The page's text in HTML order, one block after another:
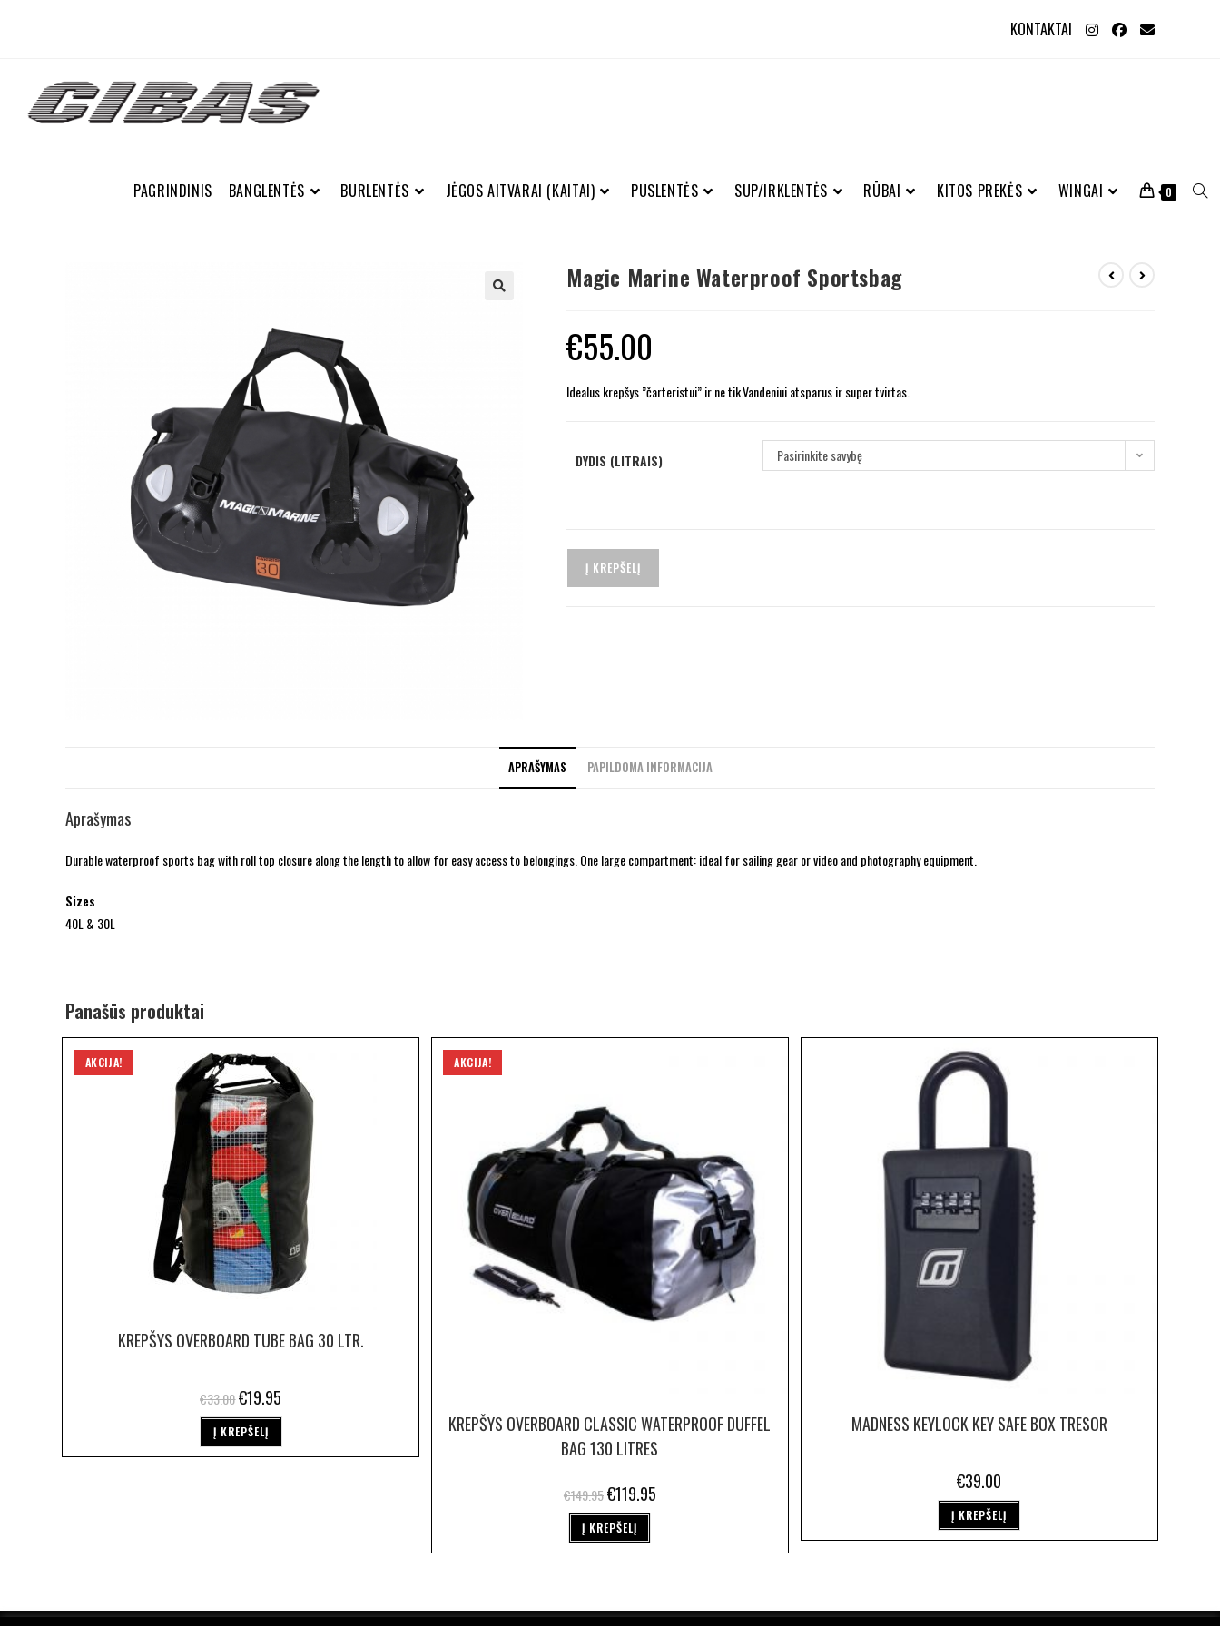
KONTAKTAI
PAGRINDINIS BANGLENTĖS BURLENTĖS JĖGOS AITVARAI (KAITAI) PUSLENTĖS SUP/IRKLENTĖS RŪBAI KITOS PREKĖS WINGAI 0
Magic Marine Waterproof Sportsbag
€55.00
Idealus krepšys ”čarteristui” ir ne tik.Vandeniui atsparus ir super tvirtas.
DYDIS (LITRAIS) Pasirinkite savybę
Į KREPŠELĮ
APRAŠYMAS PAPILDOMA INFORMACIJA
Aprašymas
Durable waterproof sports bag with roll top closure along the length to allow for easy access to belongings. One large compartment: ideal for sailing gear or video and photography equipment.
Sizes
40L & 30L
Panašūs produktai
AKCIJA!
KREPŠYS OVERBOARD TUBE BAG 30 LTR.
€33.00€19.95
Į KREPŠELĮ
AKCIJA!
KREPŠYS OVERBOARD CLASSIC WATERPROOF DUFFEL
BAG 130 LITRES
€149.95€119.95
Į KREPŠELĮ
MADNESS KEYLOCK KEY SAFE BOX TRESOR
€39.00
Į KREPŠELĮ